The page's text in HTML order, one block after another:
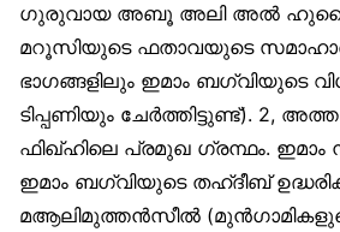
ഗുരുവായ അബൂ അലി അല്‍
മറൂസിയുടെ ഫതാവയുടെ
ഭാഗങ്ങളിലും ഇമാം ബഗ്‌വിയുടെ
ടിപ്പണിയും ചേര്‍ത്തിട്ടുണ്ട്). 2,
ഫിഖ്ഹിലെ പ്രമുഖ ഗ്രന്ഥം. ഇമാം
ഇമാം ബഗ്‌വിയുടെ തഹ്ദീബ്
മആലിമുത്തന്‍സീല്‍